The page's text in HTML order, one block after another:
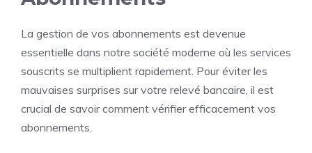
La gestion de vos abonnements est devenue
essentielle dans notre société moderne où les services
souscrits se multiplient rapidement. Pour éviter les
mauvaises surprises sur votre relevé bancaire, il est
crucial de savoir comment vérifier efficacement vos
abonnements.